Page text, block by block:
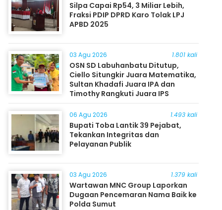
Silpa Capai Rp54, 3 Miliar Lebih,
Fraksi PDIP DPRD Karo Tolak LPJ
APBD 2025
03 Agu 2026 1.801 kali
OSN SD Labuhanbatu Ditutup,
Ciello Situngkir Juara Matematika,
Sultan Khadafi Juara IPA dan
Timothy Rangkuti Juara IPS
06 Agu 2026 1.493 kali
Bupati Toba Lantik 39 Pejabat,
Tekankan Integritas dan
Pelayanan Publik
03 Agu 2026 1.379 kali
Wartawan MNC Group Laporkan
Dugaan Pencemaran Nama Baik ke
Polda Sumut